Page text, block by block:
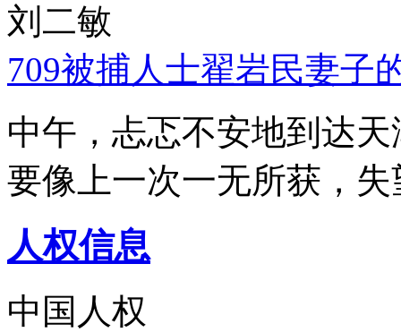
刘二敏
709被捕人士翟岩民妻子
中午，忐忑不安地到达
要像上一次一无所获，
人权信息
中国人权